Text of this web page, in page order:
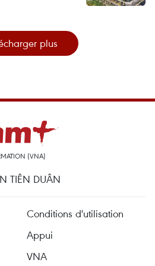
plus
(VNA)
TIÊN DUÂN
Conditions d'utilisation
Appui
VNA